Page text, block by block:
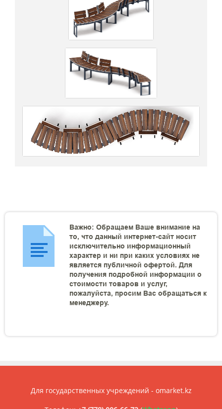
Важно: Обращаем Ваше внимание на
то, что данный интернет-сайт носит
исключительно информационный
характер и ни при каких условиях не
является публичной офертой. Для
получения подробной информации о
стоимости товаров и услуг,
пожалуйста, просим Вас обращаться к
менеджеру.
Для государственных учреждений - omarket.kz